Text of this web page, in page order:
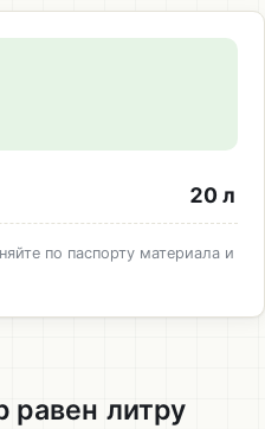
20 л
по паспорту материала и
литру